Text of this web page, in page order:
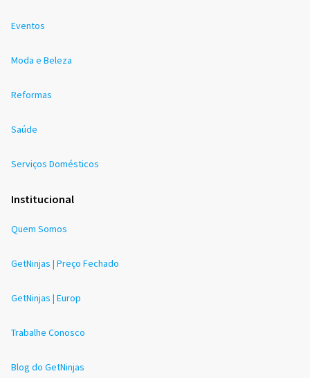
Eventos
Moda e Beleza
Reformas
Saúde
Serviços Domésticos
Institucional
Quem Somos
GetNinjas | Preço Fechado
GetNinjas | Europ
Trabalhe Conosco
Blog do GetNinjas